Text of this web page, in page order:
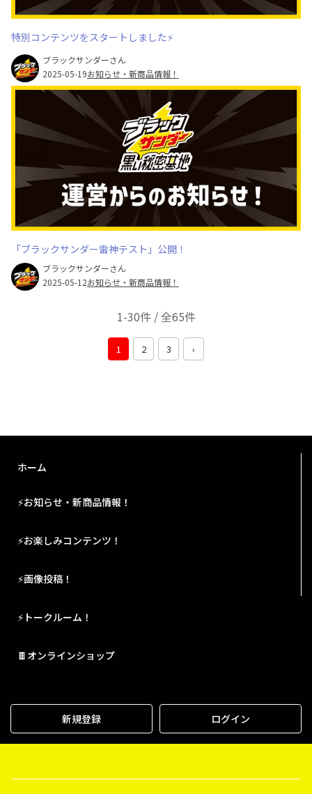
特別コンテンツをスタートしました⚡
ブラックサンダーさん
2025-05-19お知らせ・新商品情報！
「ブラックサンダー雷神テスト」公開！
ブラックサンダーさん
2025-05-12お知らせ・新商品情報！
1-30件 / 全65件
1 2 3 ›
ホーム
⚡お知らせ・新商品情報！
⚡お楽しみコンテンツ！
⚡画像投稿！
⚡トークルーム！
🍫オンラインショップ
新規登録 ログイン